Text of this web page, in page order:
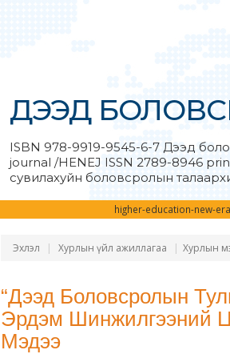
ДЭЭД
ISBN 978-9919-9545-6-7 Дээд
journal /HENEJ ISSN 2789-8946
сувилахуйн боловсролын
higher-education-new-
Эхлэл Хурлын үйл ажиллагаа Хурлын
“Дээд Боловсролын
Эрдэм Шинжилгээний
Мэдээ